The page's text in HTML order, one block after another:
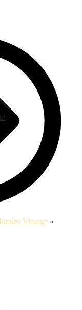
Vintage »